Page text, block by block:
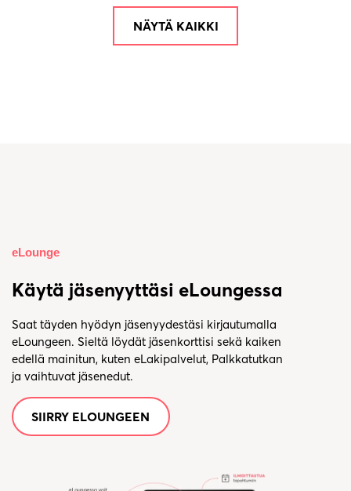
NÄYTÄ KAIKKI
eLounge
Käytä jäsenyyttäsi eLoungessa
Saat täyden hyödyn jäsenyydestäsi kirjautumalla
eLoungeen. Sieltä löydät jäsenkorttisi sekä kaiken
edellä mainitun, kuten eLakipalvelut, Palkkatutkan
ja vaihtuvat jäsenedut.
SIIRRY ELOUNGEEN